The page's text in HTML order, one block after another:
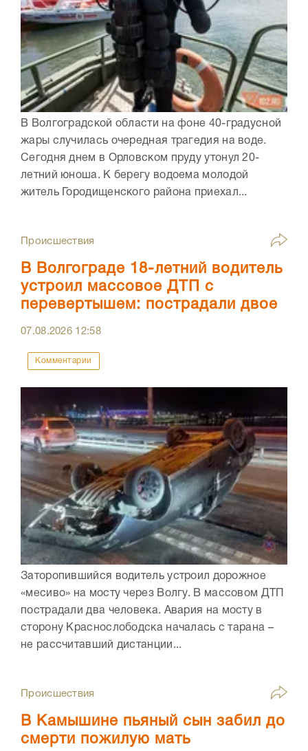
В Волгоградской области на фоне 40-градусной
жары случилась очередная трагедия на воде.
Сегодня днем в Орловском пруду утонул 20-
летний юноша. К берегу водоема молодой
житель Городищенского района приехал...
Происшествия
В Волгограде 18-летний водитель
устроил массовое ДТП с
перевертышем: пострадали двое
07.08.2026 12:58
Комментарии
Заторопившийся водитель устроил дорожное
«месиво» на мосту через Волгу. В массовом ДТП
пострадали два человека. Авария на мосту в
сторону Краснослободска началась с тарана –
не рассчитавший дистанции...
Происшествия
В Камышине пьяный сын забил до
смерти пожилую мать